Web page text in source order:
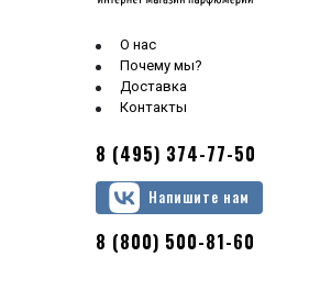
шафран
О нас
Почему мы?
Доставка
Контакты
8 (495) 374-77-50
Напишите нам
8 (800) 500-81-60